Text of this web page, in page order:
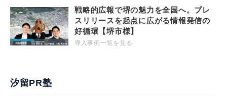
戦略的広報で堺の魅力を全国へ。プレ
スリリースを起点に広がる情報発信の
好循環【堺市様】
導入事例一覧を見る
汐留PR塾